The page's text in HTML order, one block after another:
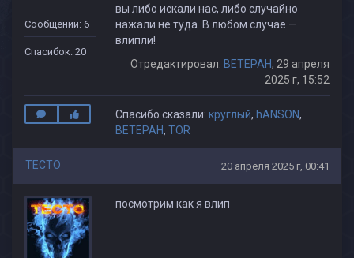
Сообщений: 6
Спасибок: 20
вы либо искали нас, либо случайно
нажали не туда. В любом случае —
влипли!
Отредактировал: BETEPAH, 29 апреля
2025 г, 15:52
Спасибо сказали: круглый, hANSON,
BETEPAH, TOR
TECTO 20 апреля 2025 г, 00:41
посмотрим как я влип